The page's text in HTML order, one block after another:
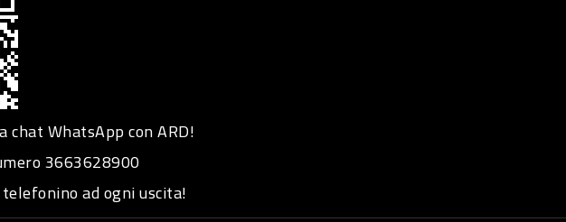
chat WhatsApp con ARD!
3663628900
ad ogni uscita!